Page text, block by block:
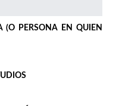
(O PERSONA EN QUIEN